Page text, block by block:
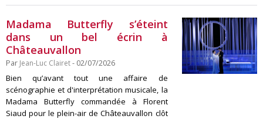
Madama Butterfly s’éteint
dans un bel écrin à
Châteauvallon
Par Jean-Luc Clairet- 02/07/2026
Bien qu’avant tout une affaire de
scénographie et d'interprétation musicale, la
Madama Butterfly commandée à Florent
Siaud pour le plein-air de Châteauvallon clôt